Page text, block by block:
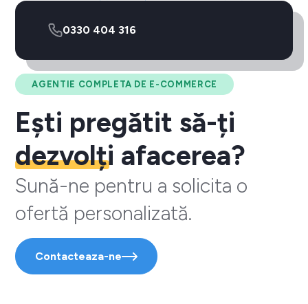
AGENTIE COMPLETA DE E-COMMERCE
Ești pregătit să-ți
dezvolți afacerea?
Sună-ne pentru a solicita o
ofertă personalizată.
Contacteaza-ne
0330 404 316